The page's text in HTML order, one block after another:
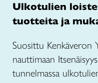
Ulkotulien
tuotteita ja
Suosittu Kenkäveron
nauttimaan
tunnelmassa